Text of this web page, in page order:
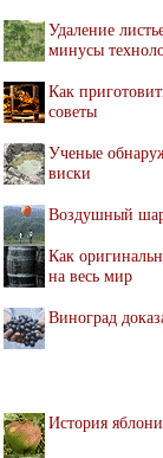
Удаление
минусы
Как
советы
Ученые
виски
Воздушный шар
Как
на весь мир
Виноград
История